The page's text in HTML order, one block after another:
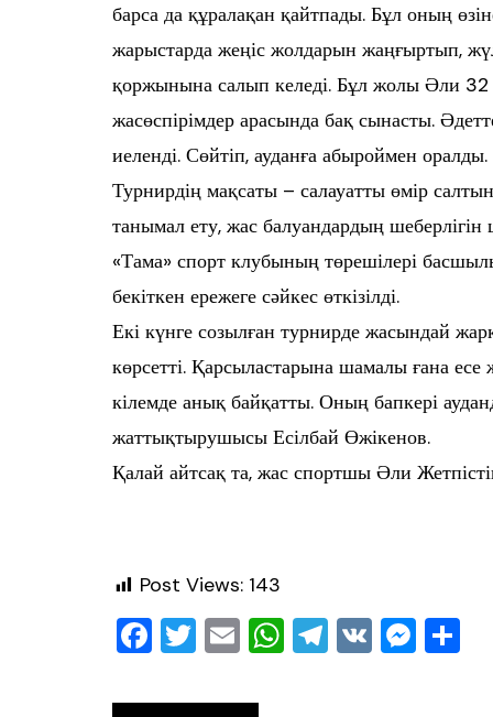
барса да құралақан қайтпады. Бұл оның
жарыстарда жеңіс жолдарын жаңғыртып,
қоржынына салып келеді. Бұл жолы Әли 32
жасөспірімдер арасында бақ сынасты.
иеленді. Сөйтіп, ауданға абыроймен оралды.
Турнирдің мақсаты – салауатты өмір
танымал ету, жас балуандардың
«Тама» спорт клубының төрешілері
бекіткен ережеге сәйкес өткізілді.
Екі күнге созылған турнирде жасындай
көрсетті. Қарсыластарына шамалы ғана есе
кілемде анық байқатты. Оның бапкері
жаттықтырушысы Есілбай Өжікенов.
Қалай айтсақ та, жас спортшы Әли
Post Views: 143
F
c
T
tt
E
ai
W T V M